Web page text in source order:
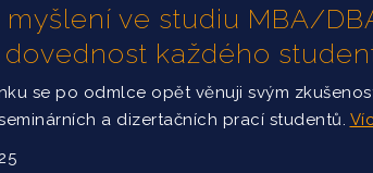
myšlení ve studiu MBA/
každého
se po odmlce opět věnuji svým
a dizertačních prací studentů.